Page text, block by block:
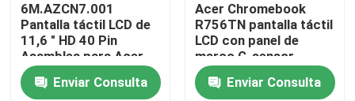
Reemplazo de la pantalla LCD de HP
Reemplazo de la pantalla LCD de Acer
6M.AZCN7.001
Pantalla táctil LCD de
11,6 " HD 40 Pin
Asamblea para Acer
Chromebook 11 311
R722T-K95L
Enviar Consulta
Acer Chromebook
R756TN pantalla táctil
LCD con panel de
marco G-sensor
6M.KEAN7.002
6M.KEDN7.001
Enviar Consulta